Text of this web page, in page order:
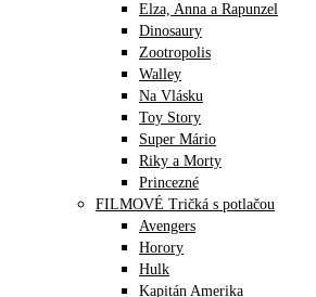
Elza, Anna a Rapunzel
Dinosaury
Zootropolis
Walley
Na Vlásku
Toy Story
Super Mário
Riky a Morty
Princezné
FILMOVÉ Tričká s potlačou
Avengers
Horory
Hulk
Kapitán Amerika